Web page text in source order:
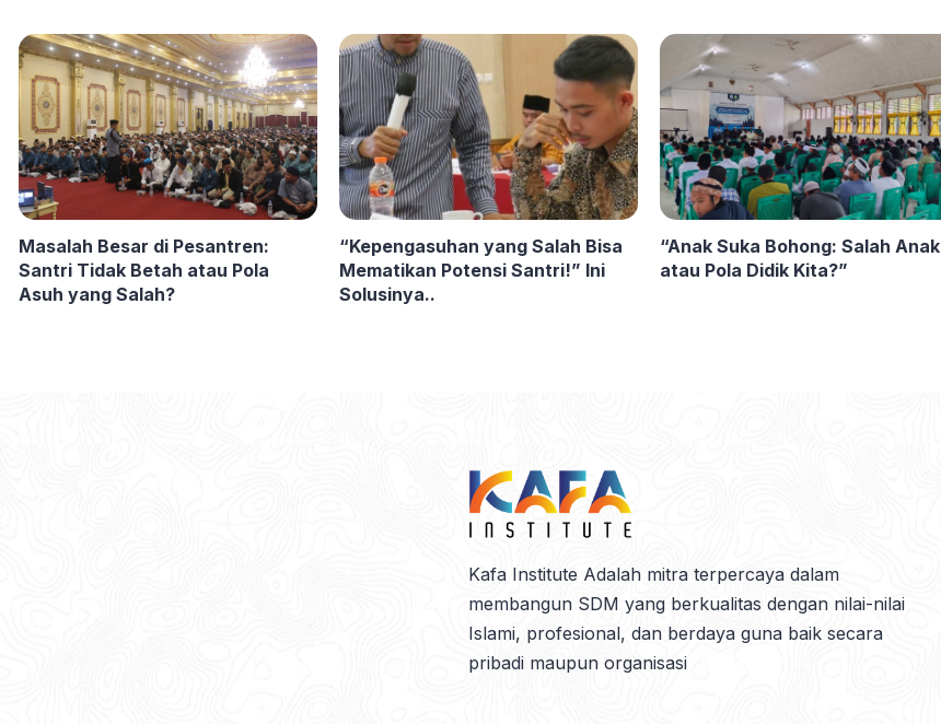
Masalah Besar di Pesantren:
Santri Tidak Betah atau Pola
Asuh yang Salah?
“Kepengasuhan yang Salah Bisa
Mematikan Potensi Santri!” Ini
Solusinya..
“Anak Suka Bohong: Salah Anak
atau Pola Didik Kita?”
Kafa Institute Adalah mitra terpercaya dalam
membangun SDM yang berkualitas dengan nilai-nilai
Islami, profesional, dan berdaya guna baik secara
pribadi maupun organisasi